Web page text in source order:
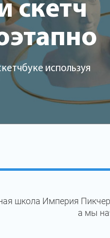
скетч
используя
школа Империя
а мы